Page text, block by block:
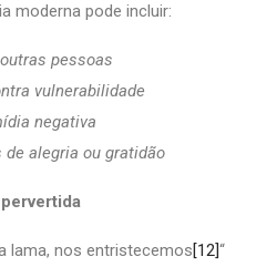
moderna pode incluir:
pessoas
vulnerabilidade
negativa
alegria ou gratidão
lama, nos entristecemos[12]“